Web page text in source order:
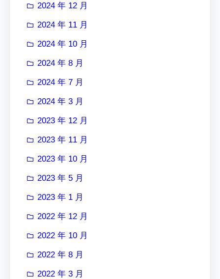
2024 年 12 月
2024 年 11 月
2024 年 10 月
2024 年 8 月
2024 年 7 月
2024 年 3 月
2023 年 12 月
2023 年 11 月
2023 年 10 月
2023 年 5 月
2023 年 1 月
2022 年 12 月
2022 年 10 月
2022 年 8 月
2022 年 3 月